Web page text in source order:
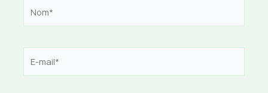
mail*